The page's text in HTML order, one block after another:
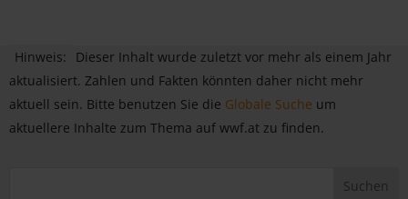
Hinweis:
Dieser Inhalt wurde zuletzt vor mehr als einem Jahr
aktualisiert. Zahlen und Fakten könnten daher nicht mehr
aktuell sein. Bitte benutzen Sie die Globale Suche um
aktuellere Inhalte zum Thema auf wwf.at zu finden.